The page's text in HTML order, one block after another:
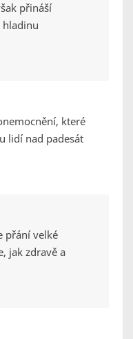
přináší
hladinu
které
lidí nad padesát
přání velké
jak zdravě a